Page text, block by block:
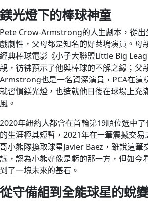
鎂光燈下的棒球神童
Pete Crow-Armstrong的人生劇本，從出
戲劇性，父母都是知名的好萊塢演員。母
經典棒球電影《小子大聯盟Little Big
親，彷彿預示了他與棒球的不解之緣；父
Armstrong也是一名資深演員，PCA在這
就習慣鎂光燈，也造就他日後在球場上充
風。
2020年紐約大都會在首輪第19順位選中
的生涯極其短暫，2021年在一筆震撼交易
哥小熊隊換取球星Javier Baez，雖說這筆
議，認為小熊好像是虧的那一方，但如今
到了一塊未來的基石。
從守備組到全能球星的蛻變